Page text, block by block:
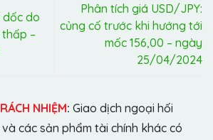
dốc do
–
Phân tích giá USD/JPY:
củng cố trước khi hướng tới
mốc 156,00 – ngày
25/04/2024
NHIỆM: Giao dịch ngoại hối
các sản phẩm tài chính khác có